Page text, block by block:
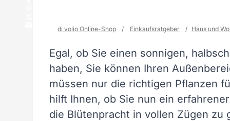
di volio Online-Shop / Einkaufsratgeber / Haus und
Egal, ob Sie einen sonnigen,
haben, Sie können Ihren
müssen nur die richtigen Pflanzen
hilft Ihnen, ob Sie nun ein
die Blütenpracht in vollen Zügen zu